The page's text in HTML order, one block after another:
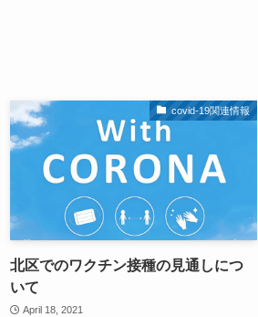
covid-19関連情報
北区でのワクチン接種の見通しにつ
いて
April 18, 2021